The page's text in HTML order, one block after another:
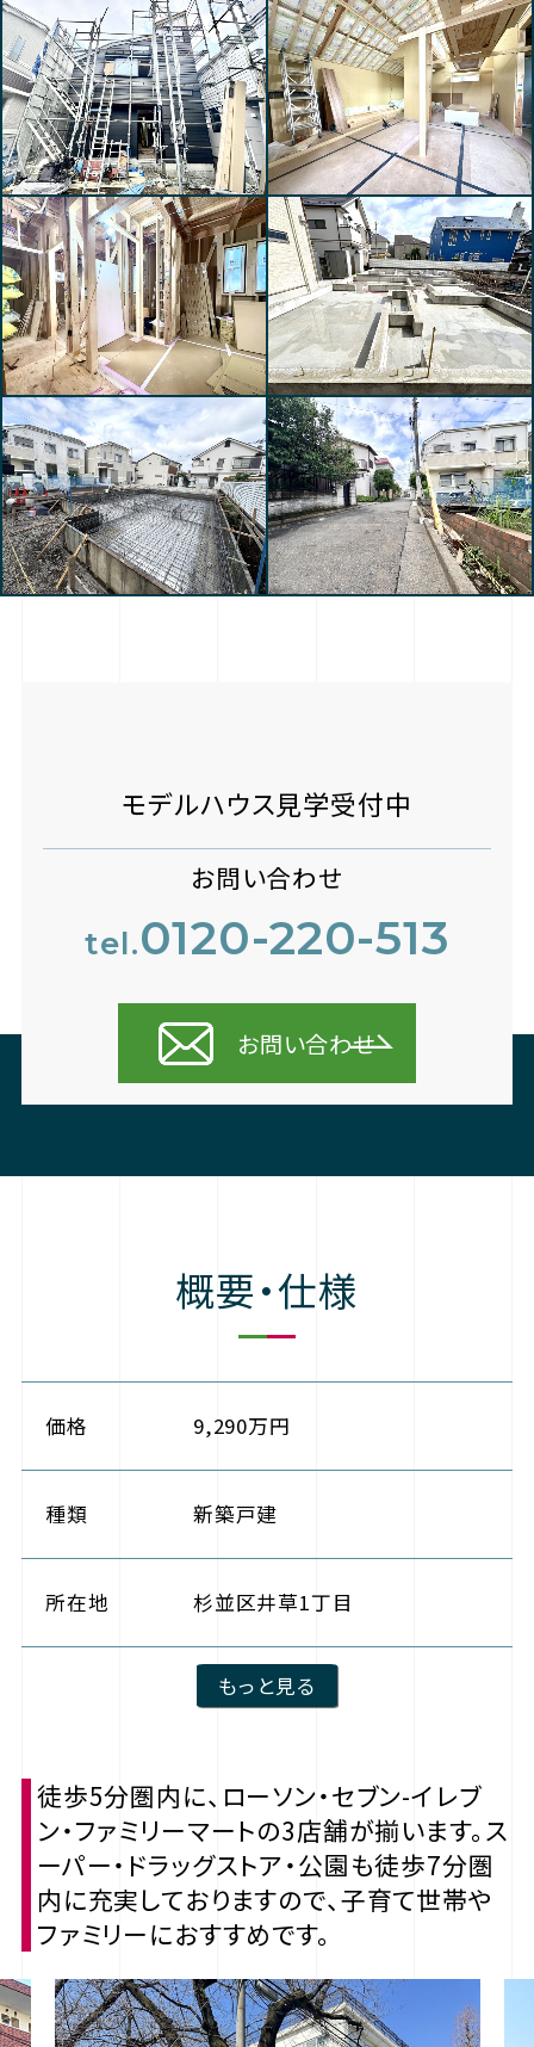
モデルハウス見学受付中
お問い合わせ
tel.0120-220-513
お問い合わせ
概要・仕様
価格 9,290万円
種類 新築戸建
所在地 杉並区井草1丁目
もっと見る
徒歩5分圏内に、ローソン・セブン-イレブ
ン・ファミリーマートの3店舗が揃います。ス
ーパー・ドラッグストア・公園も徒歩7分圏
内に充実しておりますので、子育て世帯や
ファミリーにおすすめです。